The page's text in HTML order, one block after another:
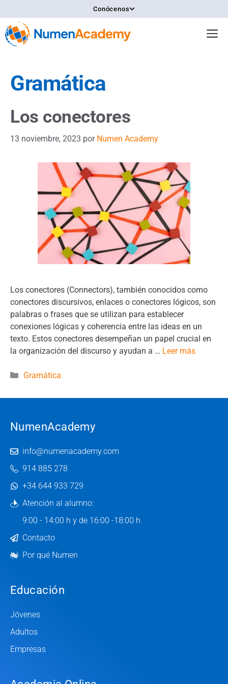
al
contenido
Conócenos
Gramática
Los conectores
13 noviembre, 2023 por Numen Academy
Los conectores (Connectors), también conocidos como
conectores discursivos, enlaces o conectores lógicos, son
palabras o frases que se utilizan para establecer
conexiones lógicas y coherencia entre las ideas en un
texto. Estos conectores desempeñan un papel crucial en
la organización del discurso y ayudan a … Leer más
Categorías
Gramática
NumenAcademy
info@numenacademy.com
914 885 278
+34 644 933 729
Atención al alumno:
9:00 - 14:00 h y de 16:00 -18:00 h
Contacto
Por qué Numen
Educación
Jóvenes
Adultos
Empresas